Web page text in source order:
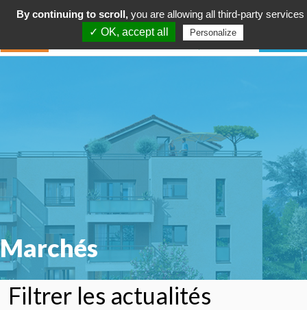
Marchés
Filtrer les actualités
By continuing to scroll, you are allowing all third-party services
✓ OK, accept all
Personalize